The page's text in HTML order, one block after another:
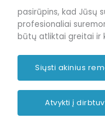
pasirūpins, kad Jūsų
profesionaliai
būtų atliktai greitai ir
Siųsti akinius
Atvykti į